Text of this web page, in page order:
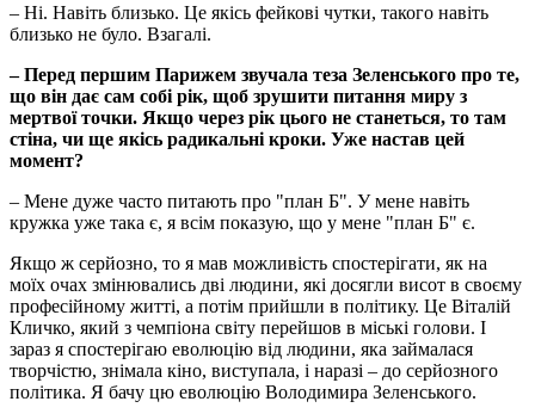
– Ні. Навіть близько. Це якісь фейкові чутки, такого навіть
близько не було. Взагалі.
– Перед першим Парижем звучала теза Зеленського про те,
що він дає сам собі рік, щоб зрушити питання миру з
мертвої точки. Якщо через рік цього не станеться, то там
стіна, чи ще якісь радикальні кроки. Уже настав цей
момент?
– Мене дуже часто питають про "план Б". У мене навіть
кружка уже така є, я всім показую, що у мене "план Б" є.
Якщо ж серйозно, то я мав можливість спостерігати, як на
моїх очах змінювались дві людини, які досягли висот в своєму
професійному житті, а потім прийшли в політику. Це Віталій
Кличко, який з чемпіона світу перейшов в міські голови. І
зараз я спостерігаю еволюцію від людини, яка займалася
творчістю, знімала кіно, виступала, і наразі – до серйозного
політика. Я бачу цю еволюцію Володимира Зеленського.